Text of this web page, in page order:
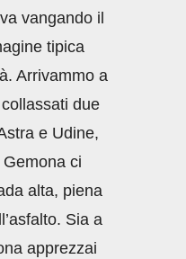
vangando il
tipica
Arrivammo a
due
e Udine,
ci
alta, piena
Sia a
apprezzai